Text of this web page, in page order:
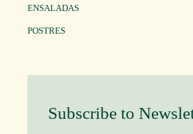
ENSALADAS
POSTRES
Subscribe to